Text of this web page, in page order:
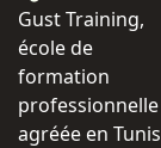
Gust Training,
école de
formation
professionnelle
agréée en